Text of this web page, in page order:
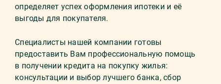
определяет успех оформления ипотеки и её
выгоды для покупателя.
Специалисты нашей компании готовы
предоставить Вам профессиональную помощь
в получении кредита на покупку жилья:
консультации и выбор лучшего банка, сбор